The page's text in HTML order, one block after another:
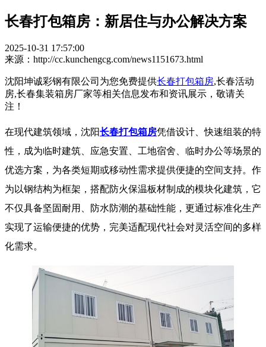
长春打包箱房：新居住与办公解决方案
2025-10-31 17:57:00
来源：http://cc.kunchengcg.com/news1151673.html
沈阳坤诚彩钢有限公司为您免费提供长春打包箱房,长春活动
房,长春集装箱房厂家等相关信息发布和资讯展示，敬请关
注！
在现代建筑领域，沈阳长春打包箱房凭借设计、快速组装的特
性，成为临时建筑、应急安置、工地宿舍、临时办公等场景的
优选方案，为各类短期或移动性需求提供便捷的空间支持。作
为以钢结构为框架，搭配防火保温板材制成的模块化建筑，它
不仅具备坚固耐用、防水防潮的基础性能，更通过标准化生产
实现了运输便捷的优势，完美适配现代社会对灵活空间的多样
化需求。